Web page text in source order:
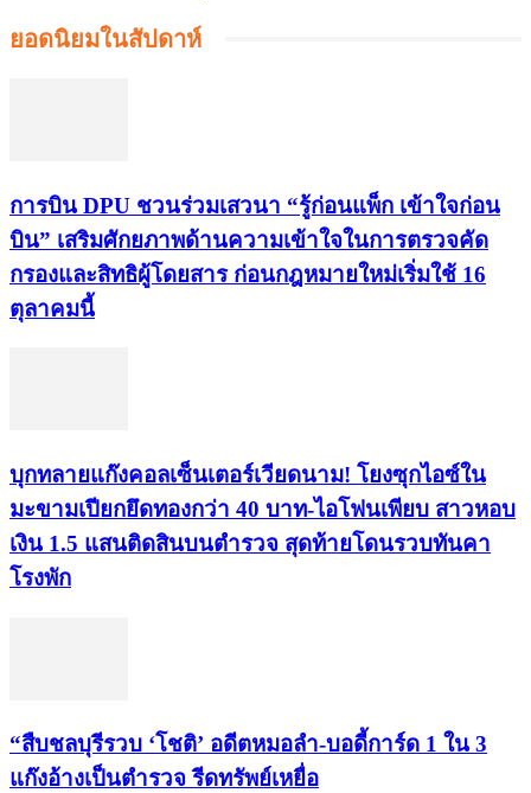
ยอดนิยมในสัปดาห์
การบิน DPU ชวนร่วมเสวนา “รู้ก่อนแพ็ก เข้าใจก่อน
บิน” เสริมศักยภาพด้านความเข้าใจในการตรวจคัด
กรองและสิทธิผู้โดยสาร ก่อนกฎหมายใหม่เริ่มใช้ 16
ตุลาคมนี้
บุกทลายแก๊งคอลเซ็นเตอร์เวียดนาม! โยงซุกไอซ์ใน
มะขามเปียกยึดทองกว่า 40 บาท-ไอโฟนเพียบ สาวหอบ
เงิน 1.5 แสนติดสินบนตำรวจ สุดท้ายโดนรวบทันคา
โรงพัก
“สืบชลบุรีรวบ ‘โชติ’ อดีตหมอลำ-บอดี้การ์ด 1 ใน 3
แก๊งอ้างเป็นตำรวจ รีดทรัพย์เหยื่อ